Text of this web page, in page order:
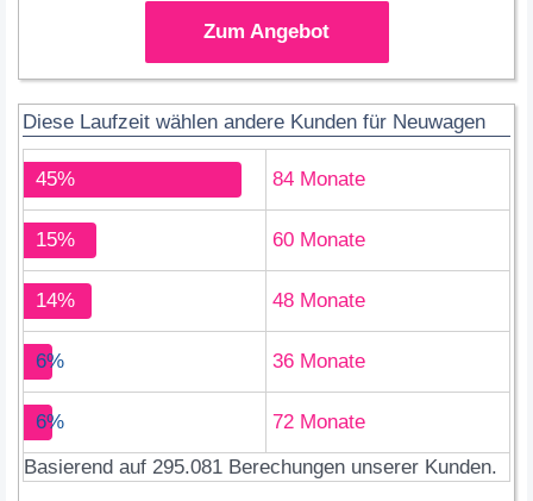
Zum Angebot
Diese Laufzeit wählen andere Kunden für Neuwagen
45% 84 Monate
15% 60 Monate
14% 48 Monate
6% 36 Monate
6%
72 Monate
Basierend auf 295.081 Berechungen unserer Kunden.